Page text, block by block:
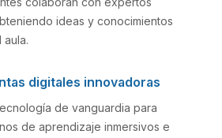
ideas y conocimientos
aula.
digitales innovadoras
de vanguardia para
de aprendizaje inmersivos e